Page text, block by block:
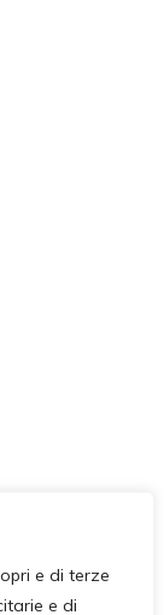
e di terze
e di